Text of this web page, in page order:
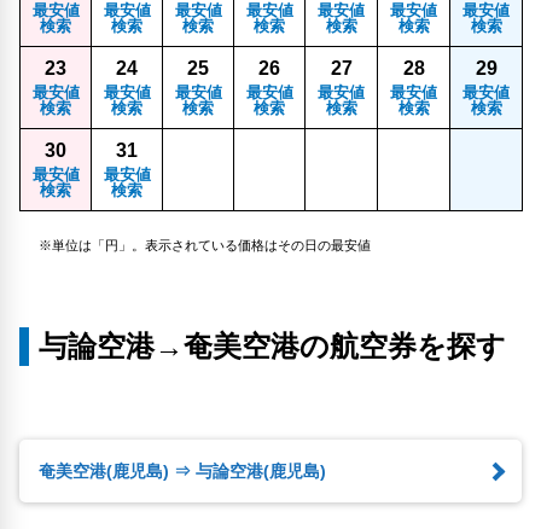
最安値
検索
最安値
検索
最安値
検索
最安値
検索
最安値
検索
最安値
検索
最安値
検索
23
最安値
検索
24
最安値
検索
25
最安値
検索
26
最安値
検索
27
最安値
検索
28
最安値
検索
29
最安値
検索
30
最安値
検索
31
最安値
検索
※単位は「円」。表示されている価格はその日の最安値
与論空港→奄美空港の航空券を探す
奄美空港(鹿児島) ⇒ 与論空港(鹿児島)